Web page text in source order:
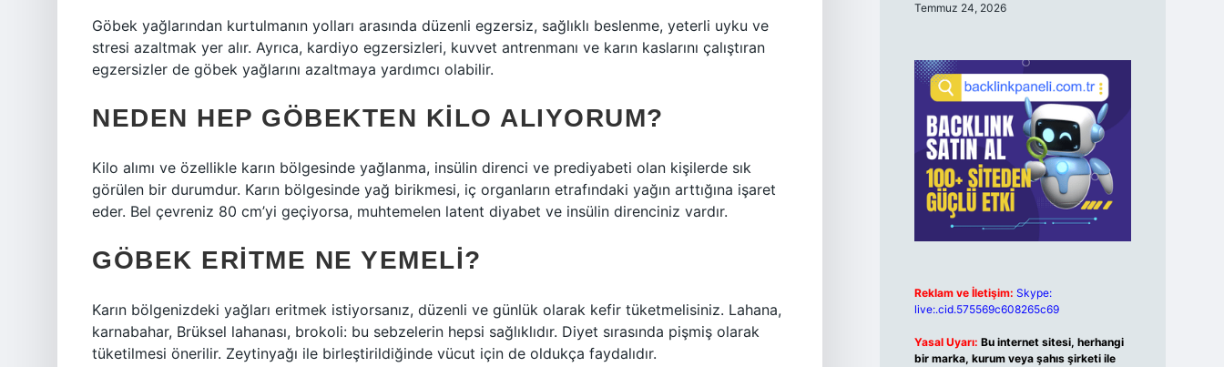
Göbek yağlarından kurtulmanın yolları arasında düzenli egzersiz, sağlıklı beslenme, yeterli uyku ve
stresi azaltmak yer alır. Ayrıca, kardiyo egzersizleri, kuvvet antrenmanı ve karın kaslarını çalıştıran
egzersizler de göbek yağlarını azaltmaya yardımcı olabilir.
NEDEN HEP GÖBEKTEN KILO ALIYORUM?
Kilo alımı ve özellikle karın bölgesinde yağlanma, insülin direnci ve prediyabeti olan kişilerde sık
görülen bir durumdur. Karın bölgesinde yağ birikmesi, iç organların etrafındaki yağın arttığına işaret
eder. Bel çevreniz 80 cm’yi geçiyorsa, muhtemelen latent diyabet ve insülin direnciniz vardır.
GÖBEK ERITME NE YEMELI?
Karın bölgenizdeki yağları eritmek istiyorsanız, düzenli ve günlük olarak kefir tüketmelisiniz. Lahana,
karnabahar, Brüksel lahanası, brokoli: bu sebzelerin hepsi sağlıklıdır. Diyet sırasında pişmiş olarak
tüketilmesi önerilir. Zeytinyağı ile birleştirildiğinde vücut için de oldukça faydalıdır.
Temmuz 24, 2026
Reklam ve İletişim: Skype:
live:.cid.575569c608265c69
Yasal Uyarı: Bu internet sitesi, herhangi
bir marka, kurum veya şahıs şirketi ile